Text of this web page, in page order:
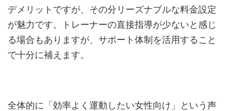
デメリットですが、その分リーズナブルな料金設定
が魅力です。トレーナーの直接指導が少ないと感じ
る場合もありますが、サポート体制を活用すること
で十分に補えます。
全体的に「効率よく運動したい女性向け」という声